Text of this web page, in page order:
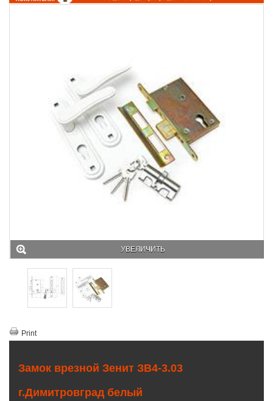
УВЕЛИЧИТЬ
Print
Замок врезной Зенит ЗВ4-3.03
г.Димитровград белый